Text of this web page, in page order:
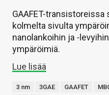
GAAFET-transistoreissa
kolmelta sivulta
nanolankoihin ja -
ympäröimiä.
Lue lisää
3 nm 3GAE GAAFET